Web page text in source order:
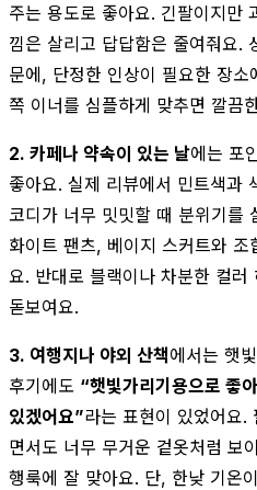
주는 용도로 좋아요. 긴팔이지만
낌은 살리고 답답함은 줄여줘요.
문에, 단정한 인상이 필요한 장
쪽 이너를 심플하게 맞추면 깔끔
2. 카페나 약속이 있는 날에는 포
좋아요. 실제 리뷰에서 민트색과
코디가 너무 밋밋할 때 분위기를
화이트 팬츠, 베이지 스커트와
요. 반대로 블랙이나 차분한 컬러
돋보여요.
3. 여행지나 야외 산책에서는 햇
후기에도 “햇빛가리기용으로 좋
있겠어요”라는 표현이 있었어요.
면서도 너무 무거운 겉옷처럼 보
행룩에 잘 맞아요. 단, 한낮 기온